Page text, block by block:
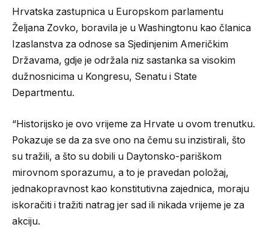
Hrvatska zastupnica u Europskom parlamentu
Željana Zovko, boravila je u Washingtonu kao članica
Izaslanstva za odnose sa Sjedinjenim Američkim
Državama, gdje je održala niz sastanka sa visokim
dužnosnicima u Kongresu, Senatu i State
Departmentu.
“Historijsko je ovo vrijeme za Hrvate u ovom trenutku.
Pokazuje se da za sve ono na čemu su inzistirali, što
su tražili, a što su dobili u Daytonsko-pariškom
mirovnom sporazumu, a to je pravedan položaj,
jednakopravnost kao konstitutivna zajednica, moraju
iskoračiti i tražiti natrag jer sad ili nikada vrijeme je za
akciju.